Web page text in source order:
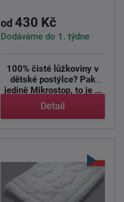
od 430 Kč
Dodáváme do 1. týdne
100% čisté lůžkoviny v
dětské postýlce? Pak
jedině Mikrostop, to je ...
Detail